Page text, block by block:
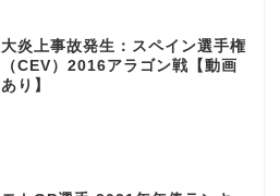
大炎上事故発生：スペイン選手権
（CEV）2016アラゴン戦【動画
あり】